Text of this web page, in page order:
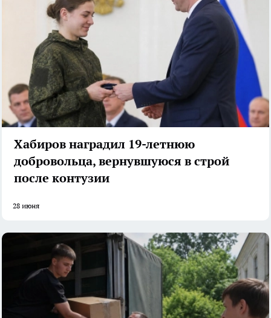
Хабиров наградил 19-летнюю
добровольца, вернувшуюся в строй
после контузии
28 июня